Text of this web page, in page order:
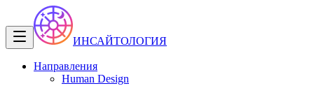
ИНСАЙТОЛОГИЯ
Направления
Human Design